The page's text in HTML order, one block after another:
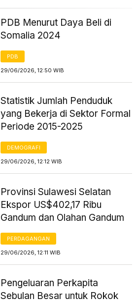
PDB Menurut Daya Beli di
Somalia 2024
PDB
29/06/2026, 12:50 WIB
Statistik Jumlah Penduduk
yang Bekerja di Sektor Formal
Periode 2015-2025
DEMOGRAFI
29/06/2026, 12:12 WIB
Provinsi Sulawesi Selatan
Ekspor US$402,17 Ribu
Gandum dan Olahan Gandum
PERDAGANGAN
29/06/2026, 12:11 WIB
Pengeluaran Perkapita
Sebulan Besar untuk Rokok